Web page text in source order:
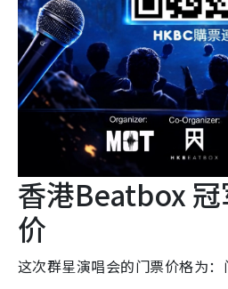
香港Beatbox
价
这次群星演唱会的门票价格为：